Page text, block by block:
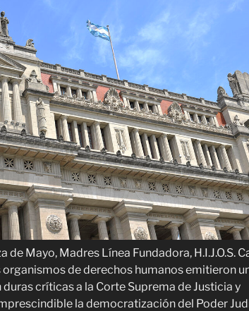
de Mayo, Madres Línea Fundadora, H.I.J.O.S.
organismos de derechos humanos emitieron
críticas a la Corte Suprema de Justicia y
la democratización del Poder